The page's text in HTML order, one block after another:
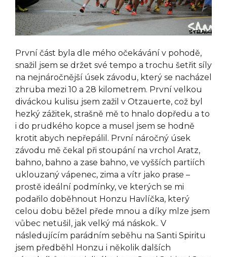
První část byla dle mého očekávání v pohodě,
snažil jsem se držet své tempo a trochu šetřit síly
na nejnáročnější úsek závodu, který se nacházel
zhruba mezi 10 a 28 kilometrem. První velkou
diváckou kulisu jsem zažil v Otzauerte, což byl
hezký zážitek, strašně mě to hnalo dopředu a to
i do prudkého kopce a musel jsem se hodně
krotit abych nepřepálil. První náročný úsek
závodu mě čekal při stoupání na vrchol Aratz,
bahno, bahno a zase bahno, ve vyšších partiích
uklouzaný vápenec, zima a vítr jako prase –
prostě ideální podmínky, ve kterých se mi
podařilo doběhnout Honzu Havlíčka, který
celou dobu běžel přede mnou a díky mlze jsem
vůbec netušil, jak velký má náskok.. V
následujícím parádním seběhu na Santi Spiritu
jsem předběhl Honzu i několik dalších